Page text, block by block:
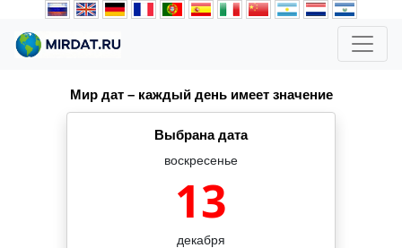
Мир дат – каждый день имеет значение
Выбрана дата
воскресенье
13
декабря